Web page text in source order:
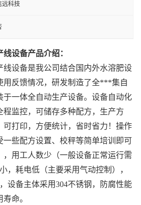
远科技
设备产品介绍：
线设备是我公司结合国内外水溶肥设
用反馈情况，研发制造了全***集自
于一体全自动生产设备。设备自动化
程监控，可储存多种配方，生产方
可打印，方便统计，省时省力！操作
一些配方设置、校秤等简单培训即可
，用工人数少（一般设备正常运行需
，耗电低（主要采用气动控制），
设备主体采用304不锈钢，防腐性能
命。